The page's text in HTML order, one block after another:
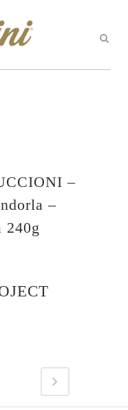
–
–
240g